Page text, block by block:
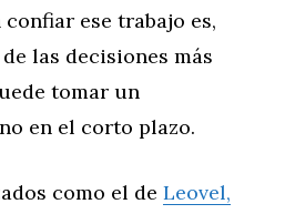
ese trabajo es,
las decisiones más
tomar un
en el corto plazo.
como el de Leovel,